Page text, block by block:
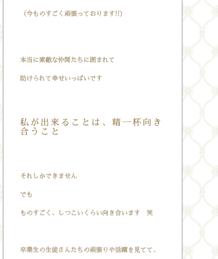
（今ものすごく頑張っております!!）
本当に素敵な仲間たちに囲まれて
助けられて幸せいっぱいです
私が出来ることは、精一杯向き
合うこと
それしかできません
でも
ものすごく、しつこいくらい向き合います 笑
卒業生の生徒さんたちの頑張りや活躍を見てて、